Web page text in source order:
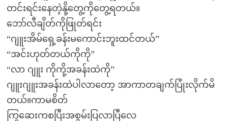
တင်းရင်းနေတဲ့နို့တွေ့ကိုတွေ့ရတယ်။
ဘော်လီချိတ်ကိုဖြုတ်ရင်း
“ဂျူးအိမ်ရှေ့ခန်းမကောင်းဘူးထင်တယ်”
“အင်းဟုတ်တယ်ကိုကို”
“လာ ဂျူး ကိုကို့အခန်းထဲကို”
ဂျူးဂျူးအခန်းထဲပါလာတော့ အာကာတချက်ပြုံးလိုက်မိ
တယ်။ကာမစိတ်
ကြွဆေးကစပြီးအစွမ်းပြလာပြီလေ